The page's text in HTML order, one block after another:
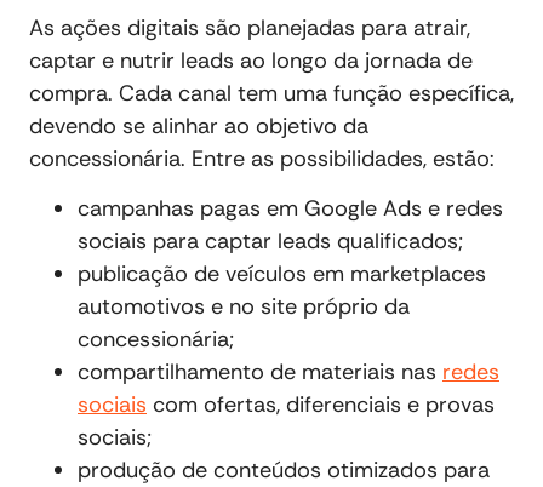
As ações digitais são planejadas para atrair,
captar e nutrir leads ao longo da jornada de
compra. Cada canal tem uma função específica,
devendo se alinhar ao objetivo da
concessionária. Entre as possibilidades, estão:
campanhas pagas em Google Ads e redes
sociais para captar leads qualificados;
publicação de veículos em marketplaces
automotivos e no site próprio da
concessionária;
compartilhamento de materiais nas redes
sociais com ofertas, diferenciais e provas
sociais;
produção de conteúdos otimizados para